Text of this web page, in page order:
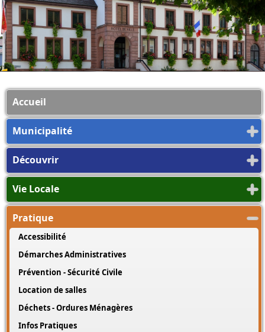
Accueil
Municipalité
Découvrir
Vie Locale
Pratique
Accessibilité
Démarches Administratives
Prévention - Sécurité Civile
Location de salles
Déchets - Ordures Ménagères
Infos Pratiques